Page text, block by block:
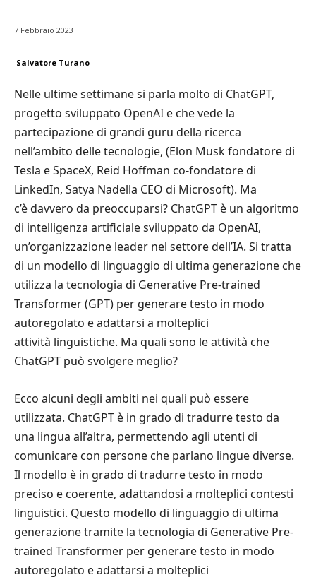
7 Febbraio 2023
Salvatore Turano
Nelle ultime settimane si parla molto di ChatGPT,
progetto sviluppato OpenAI e che vede la
partecipazione di grandi guru della ricerca
nell’ambito delle tecnologie, (Elon Musk fondatore di
Tesla e SpaceX, Reid Hoffman co-fondatore di
LinkedIn, Satya Nadella CEO di Microsoft). Ma
c’è davvero da preoccuparsi? ChatGPT è un algoritmo
di intelligenza artificiale sviluppato da OpenAI,
un’organizzazione leader nel settore dell’IA. Si tratta
di un modello di linguaggio di ultima generazione che
utilizza la tecnologia di Generative Pre-trained
Transformer (GPT) per generare testo in modo
autoregolato e adattarsi a molteplici
attività linguistiche. Ma quali sono le attività che
ChatGPT può svolgere meglio?
Ecco alcuni degli ambiti nei quali può essere
utilizzata. ChatGPT è in grado di tradurre testo da
una lingua all’altra, permettendo agli utenti di
comunicare con persone che parlano lingue diverse.
Il modello è in grado di tradurre testo in modo
preciso e coerente, adattandosi a molteplici contesti
linguistici. Questo modello di linguaggio di ultima
generazione tramite la tecnologia di Generative Pre-
trained Transformer per generare testo in modo
autoregolato e adattarsi a molteplici